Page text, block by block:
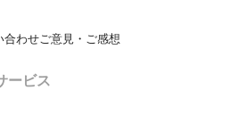
合わせ ご意見・ご感想
ービス